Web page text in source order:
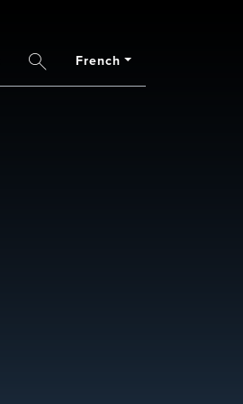
SearchFrench